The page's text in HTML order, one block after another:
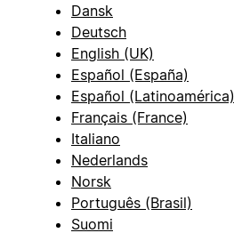
Dansk
Deutsch
English (UK)
Español (España)
Español (Latinoamérica)
Français (France)
Italiano
Nederlands
Norsk
Português (Brasil)
Suomi